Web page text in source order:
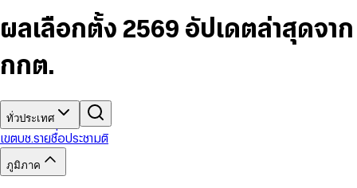
7
8
5
6
8
9
6
7
9
5
6
8
9
9
ผลเลือกตั้ง 2569 อัปเดตล่าสุดจาก
กกต.
ทั่วประเทศ
เขตบช.รายชื่อประชามติ
ภูมิภาค